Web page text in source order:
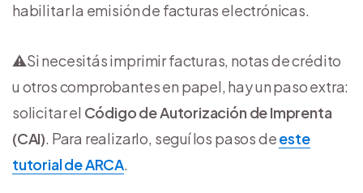
habilitar la emisión de facturas electrónicas.
⚠️Si necesitás imprimir facturas, notas de crédito
u otros comprobantes en papel, hay un paso extra:
solicitar el Código de Autorización de Imprenta
(CAI). Para realizarlo, seguí los pasos deeste
tutorial de ARCA.